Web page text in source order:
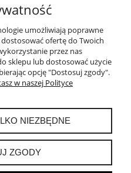
DOSTAWA
umożliwiają poprawne
ofertę do Twoich
przez nas
sklepu lub dostosować użycie
opcję "Dostosuj zgody".
w naszej Polityce
NIEZBĘDNE
ZGODY